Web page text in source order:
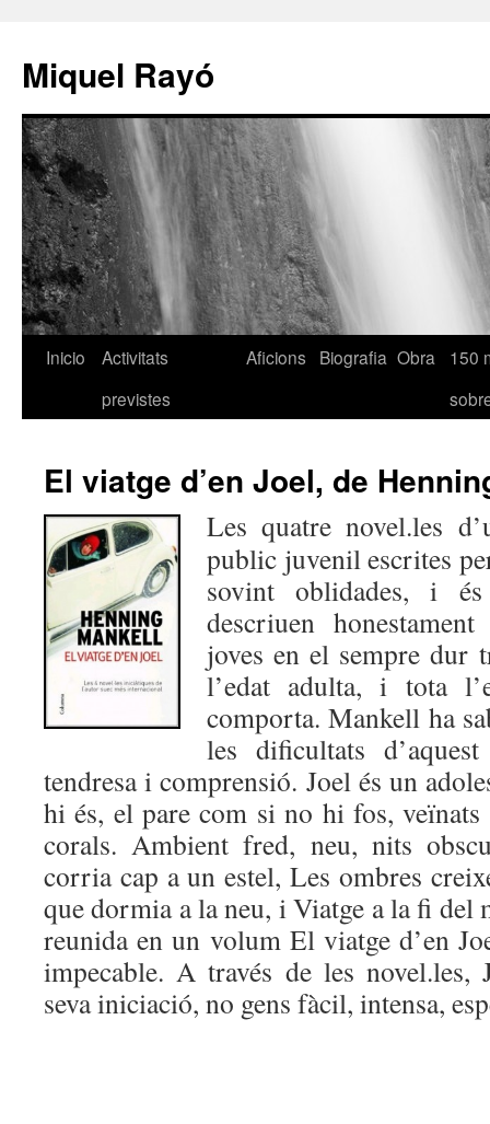
Miquel Rayó
Inicio
Activitats
previstes
Aficions Biografia Obra
150
El viatge d’en Joel, de
Les quatre novel.les
public juvenil escrites
sovint oblidades, i
descriuen
joves en el sempre dur
l’edat adulta, i tota
comporta. Mankell ha
les dificultats
tendresa i comprensió. Joel és un
hi és, el pare com si no hi fos, veïnats
corals. Ambient fred, neu, nits
corria cap a un estel, Les ombres
que dormia a la neu, i Viatge a la fi del
reunida en un volum El viatge d’en
impecable. A través de les novel.les,
seva iniciació, no gens fàcil, intensa,